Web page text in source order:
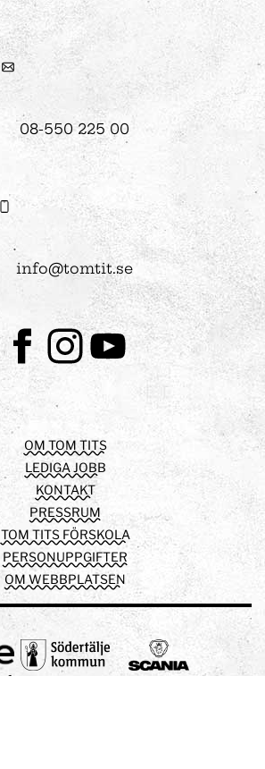
08-550 225 00
info@tomtit.se
FacebookInstagramYoutube
OM TOM TITS
LEDIGA JOBB
KONTAKT
PRESSRUM
TOM TITS FÖRSKOLA
PERSONUPPGIFTER
OM WEBBPLATSEN